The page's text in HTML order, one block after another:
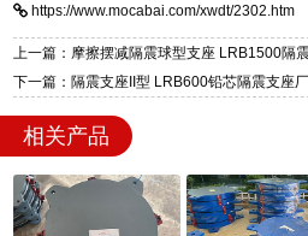
质、检测报告完备，提供
装指导全套服务，厂址衡
迎宾大街 9 号，厂家电话
https://www.mocabai.com/xwdt/2302.htm
上一篇：摩擦摆减隔震球型支座 LRB1500隔
下一篇：隔震支座II型 LRB600铅芯隔震支座
相关产品